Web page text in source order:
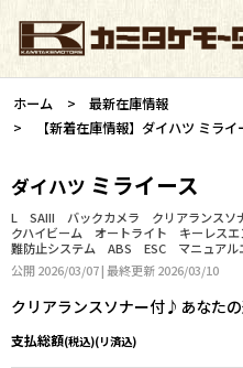
ホーム
最新在庫情報
【新着在庫情報】ダイハツ ミライ
ダイハツ ミライース
L SAIII バックカメラ クリアランスソ
クハイビーム オートライト キーレス
難防止システム ABS ESC マニュアル
公開 2026/03/07 | 最終更新 2026/03/10
クリアランスソナー付♪あなたの
支払総額(税込)(リ済込)